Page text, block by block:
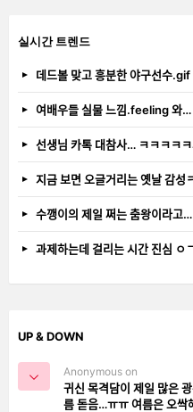
실시간 트렌드
데드볼 맞고 흥분한
여배우들 실물 느낌.feeling 와…
선생님 카톡 대참사… ㅋㅋㅋㅋ
지금 보면 오글거리는 옛날
수깽이의 제일 쩌는 춤왕이라고…
과제하는데 걸리는 시간
UP & DOWN
Anonymous on
귀신 목격담이 제일
름 돋음…ㅠㅠ 여름은